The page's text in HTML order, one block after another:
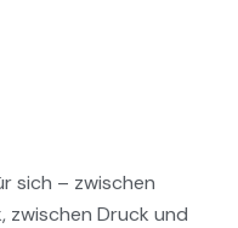
sich – zwischen
zwischen Druck und